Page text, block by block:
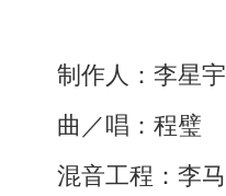
制作人：李星宇
曲／唱：程璧
混音工程：李